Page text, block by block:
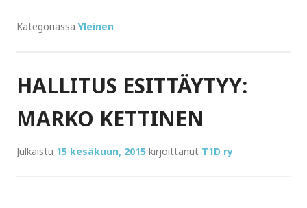
Kategoriassa Yleinen
HALLITUS ESITTÄYTYY:
MARKO KETTINEN
Julkaistu 15 kesäkuun, 2015 kirjoittanut T1D ry